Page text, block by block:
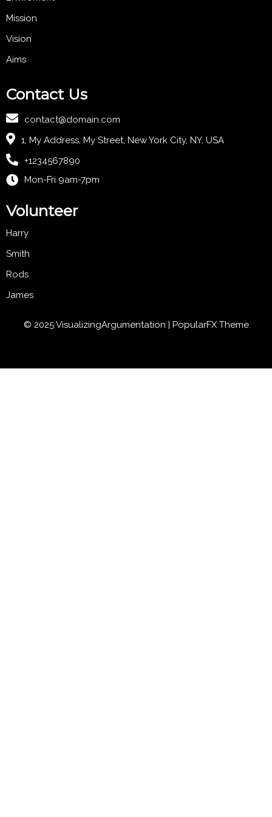
Mission
Vision
Aims
Contact Us
contact@domain.com
1, My Address, My Street, New York City, NY, USA
+1234567890
Mon-Fri 9am-7pm
Volunteer
Harry
Smith
Rods
James
© 2025 VisualizingArgumentation | PopularFX Theme